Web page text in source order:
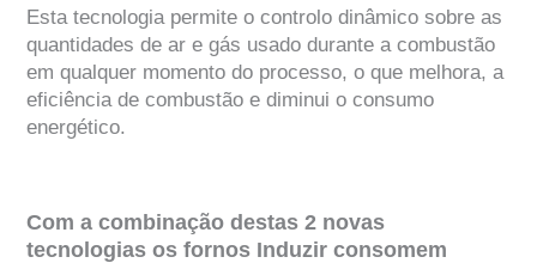
Esta tecnologia permite o controlo dinâmico sobre as
quantidades de ar e gás usado durante a combustão
em qualquer momento do processo, o que melhora, a
eficiência de combustão e diminui o consumo
energético.
Com a combinação destas 2 novas
tecnologias os fornos Induzir consomem